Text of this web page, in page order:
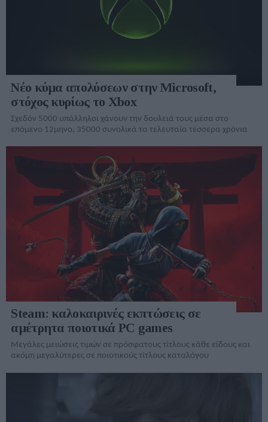
Νέο κύμα απολύσεων στην Microsoft,
στόχος κυρίως το Xbox
Σχεδόν 5000 υπάλληλοι χάνουν την δουλειά τους μέσα στο
επόμενο 12μηνο, 35000 συνολικά τα τελευταία τέσσερα χρόνια
Steam: καλοκαιρινές εκπτώσεις σε
αμέτρητα ποιοτικά PC games
Μεγάλες μειώσεις τιμών σε πρόσφατους τίτλους κάθε είδους και
ακόμη μεγαλύτερες σε ποιοτικούς τίτλους καταλόγου